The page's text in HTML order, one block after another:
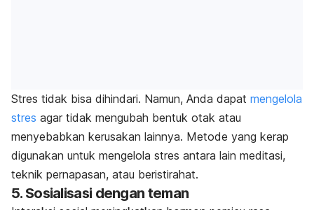
Stres tidak bisa dihindari. Namun, Anda dapat mengelola
stres agar tidak mengubah bentuk otak atau
menyebabkan kerusakan lainnya. Metode yang kerap
digunakan untuk mengelola stres antara lain meditasi,
teknik pernapasan, atau beristirahat.
5. Sosialisasi dengan teman